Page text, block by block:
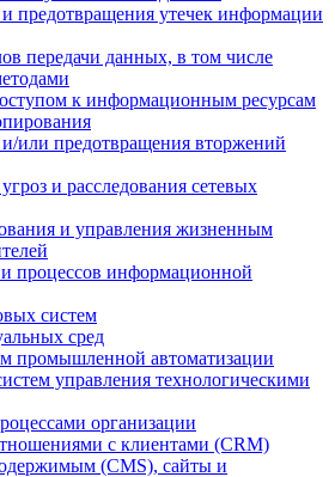
предотвращения утечек информации
передачи данных, в том числе
к информационным ресурсам
или предотвращения вторжений
и расследования сетевых
и управления жизненным
процессов информационной
систем
сред
промышленной автоматизации
управления технологическими
организации
с клиентами (CRM)
(CMS), сайты и